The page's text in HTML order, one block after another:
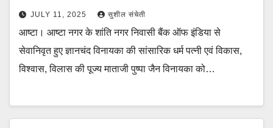
JULY 11, 2025 सुशील संचेती
आष्टा। आष्टा नगर के शांति नगर निवासी बैंक ऑफ इंडिया से
सेवानिवृत हुए ज्ञानचंद विनायका की सांसारिक धर्म पत्नी एवं विकास,
विश्वास, विलास की पूज्य माताजी पुष्पा जैन विनायका को…